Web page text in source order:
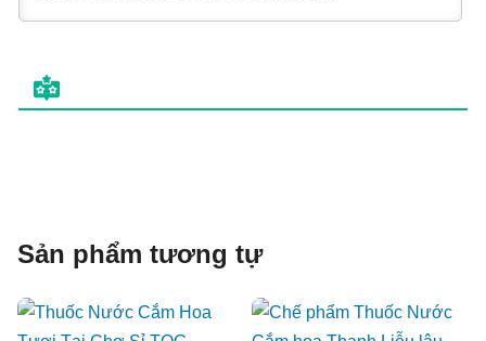
Sản phẩm tương tự